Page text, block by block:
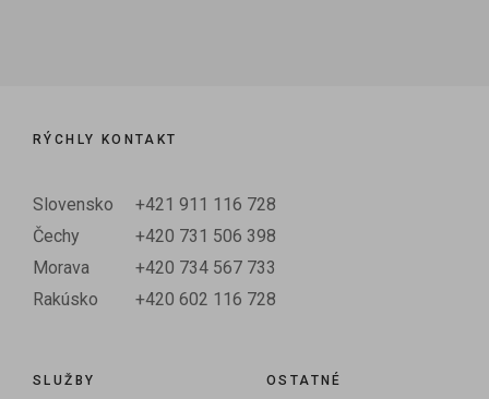
RÝCHLY KONTAKT
Slovensko
+421 911 116 728
Čechy
+420 731 506 398
Morava
+420 734 567 733
Rakúsko
+420 602 116 728
SLUŽBY OSTATNÉ